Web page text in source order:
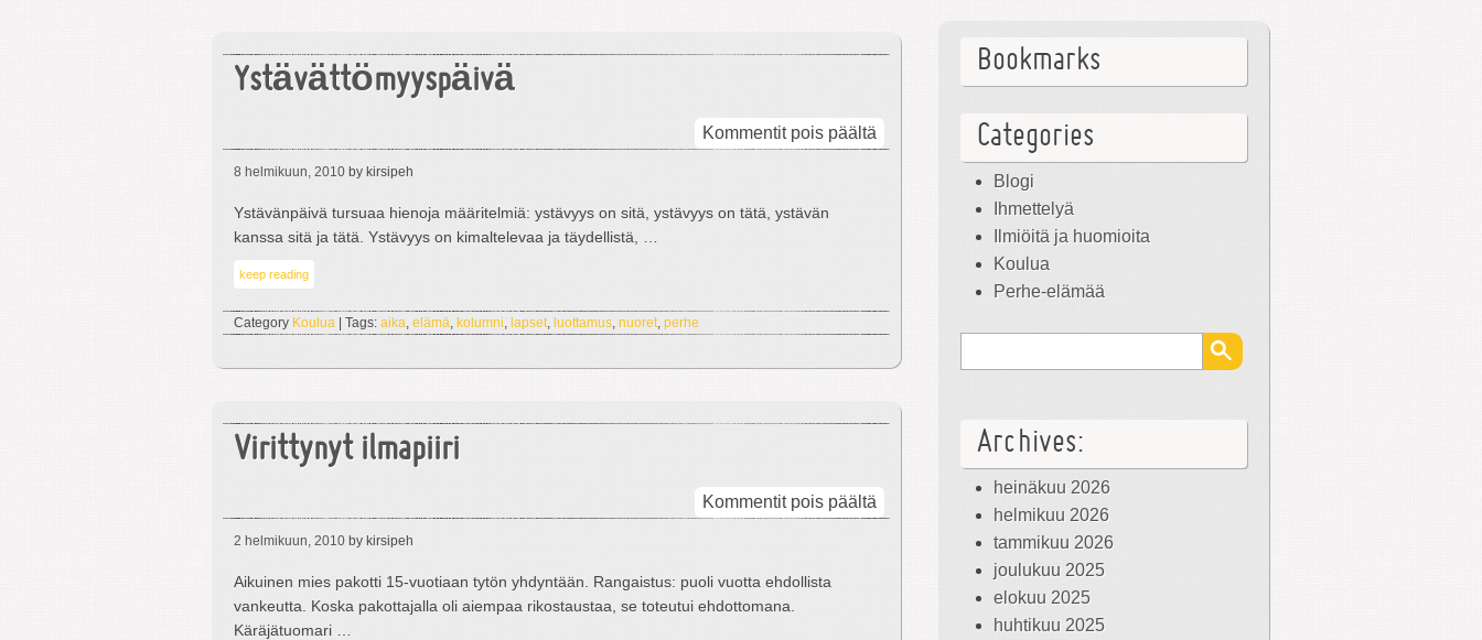
Ystävättömyyspäivä
Kommentit pois päältä
Ystävättömyyspäivä
8 helmikuun, 2010 by kirsipeh
Ystävänpäivä tursuaa hienoja määritelmiä: ystävyys on sitä, ystävyys on tätä, ystävän
kanssa sitä ja tätä. Ystävyys on kimaltelevaa ja täydellistä, …
keep reading
Category Koulua | Tags: aika, elämä, kolumni, lapset, luottamus, nuoret, perhe
Virittynyt ilmapiiri
Kommentit pois päältä
Virittynyt
2 helmikuun, 2010 by kirsipeh
Aikuinen mies pakotti 15-vuotiaan tytön yhdyntään. Rangaistus: puoli vuotta ehdollista
vankeutta. Koska pakottajalla oli aiempaa rikostaustaa, se toteutui ehdottomana.
Käräjätuomari …
Bookmarks
Categories
Blogi
Ihmettelyä
Ilmiöitä ja huomioita
Koulua
Perhe-elämää
Archives:
heinäkuu 2026
helmikuu 2026
tammikuu 2026
joulukuu 2025
elokuu 2025
huhtikuu 2025